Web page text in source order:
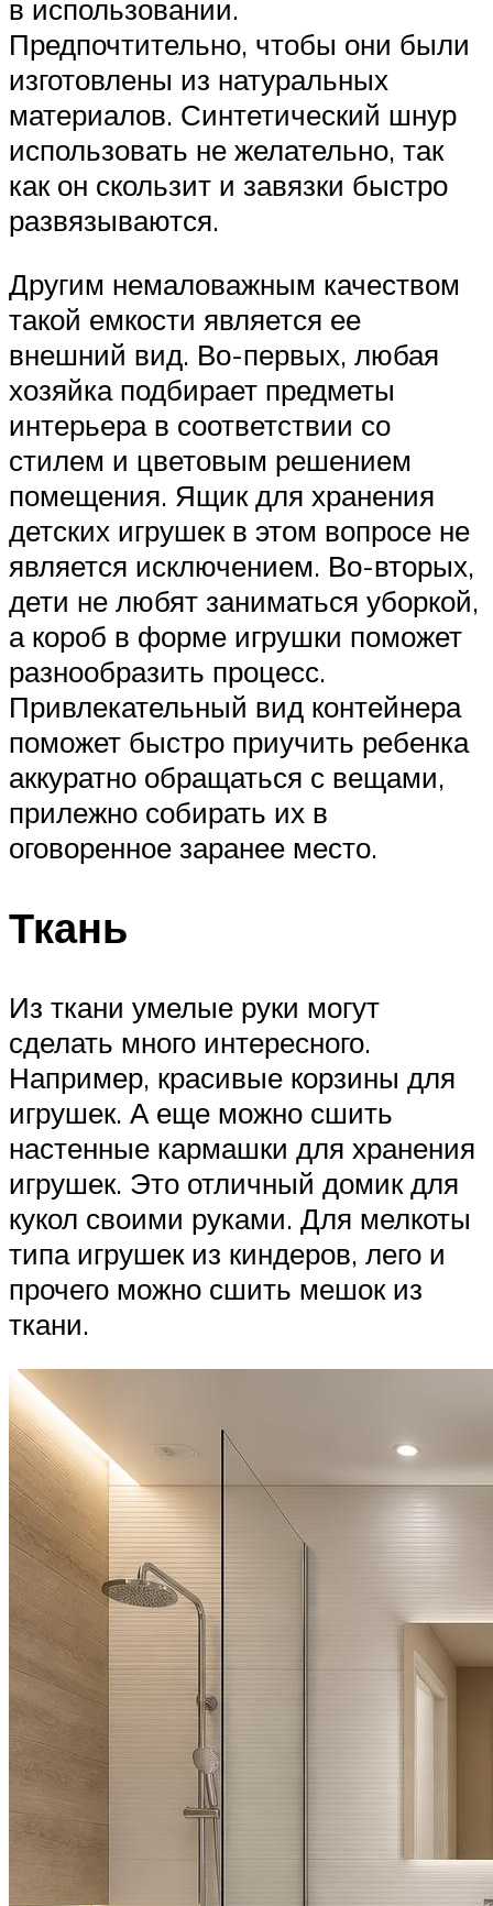
в использовании.
Предпочтительно, чтобы они были
изготовлены из натуральных
материалов. Синтетический шнур
использовать не желательно, так
как он скользит и завязки быстро
развязываются.
Другим немаловажным качеством
такой емкости является ее
внешний вид. Во-первых, любая
хозяйка подбирает предметы
интерьера в соответствии со
стилем и цветовым решением
помещения. Ящик для хранения
детских игрушек в этом вопросе не
является исключением. Во-вторых,
дети не любят заниматься уборкой,
а короб в форме игрушки поможет
разнообразить процесс.
Привлекательный вид контейнера
поможет быстро приучить ребенка
аккуратно обращаться с вещами,
прилежно собирать их в
оговоренное заранее место.
Ткань
Из ткани умелые руки могут
сделать много интересного.
Например, красивые корзины для
игрушек. А еще можно сшить
настенные кармашки для хранения
игрушек. Это отличный домик для
кукол своими руками. Для мелкоты
типа игрушек из киндеров, лего и
прочего можно сшить мешок из
ткани.